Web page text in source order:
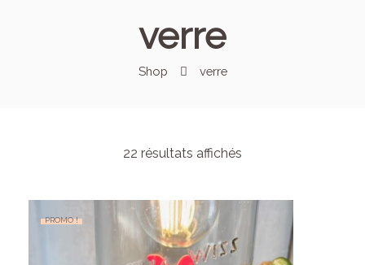
Shop verre
verre
22 résultats affichés
PROMO !